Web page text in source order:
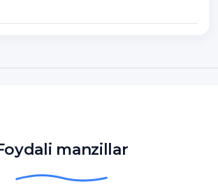
Foydali manzillar